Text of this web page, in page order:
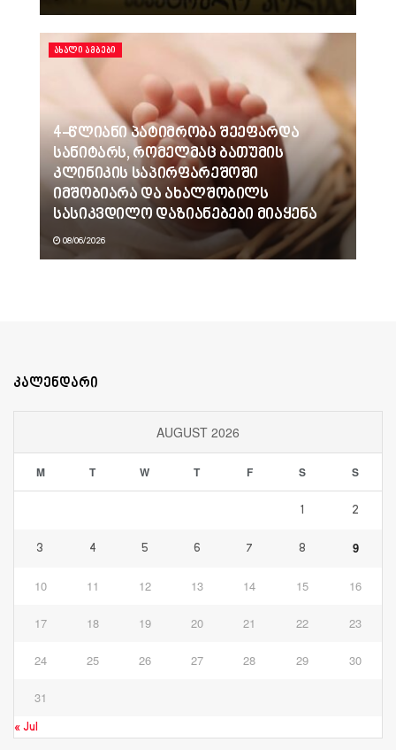
ᲐᲮᲐᲚᲘ ᲐᲛᲑᲔᲑᲘ
4-წლიანი პატიმრობა შეეფარდა
სანიტარს, რომელმაც ბათუმის
კლინიკის საპირფარეშოში
იმშობიარა და ახალშობილს
სასიკვდილო დაზიანებები მიაყენა
08/06/2026
კალენდარი
AUGUST 2026
M T W T F S S
1 2
3 4 5 6 7 8 9
10 11 12 13 14 15 16
17 18 19 20 21 22 23
24 25 26 27 28 29 30
31
« Jul